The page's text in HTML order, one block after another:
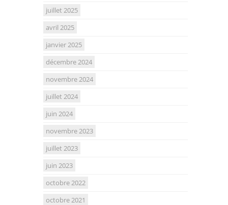
juillet 2025
avril 2025
janvier 2025
décembre 2024
novembre 2024
juillet 2024
juin 2024
novembre 2023
juillet 2023
juin 2023
octobre 2022
octobre 2021